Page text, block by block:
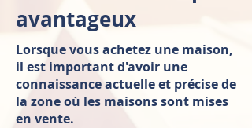
avantageux
Lorsque vous achetez une maison,
il est important d'avoir une
connaissance actuelle et précise de
la zone où les maisons sont mises
en vente.